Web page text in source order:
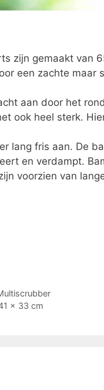
zijn gemaakt van
een zachte
aan door het
ook heel sterk.
lang fris aan. De
en verdampt.
voorzien van
x 33 cm